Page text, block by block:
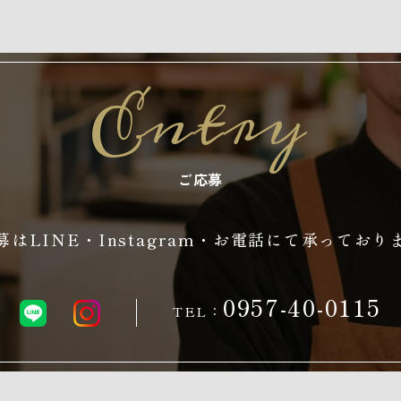
Entry
ご応募
はLINE・Instagram・お電話にて承っており
TEL： 0957-40-0115